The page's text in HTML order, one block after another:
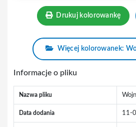
Drukuj kolorowankę
Więcej kolorowanek:
Informacje o pliku
Nazwa pliku
Data dodania 11-